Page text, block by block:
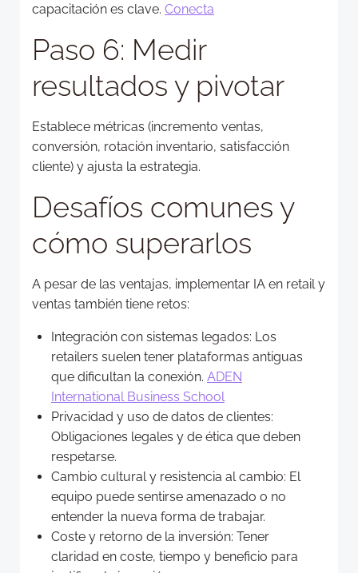
capacitación es clave. Conecta
Paso 6: Medir
resultados y pivotar
Establece métricas (incremento ventas,
conversión, rotación inventario, satisfacción
cliente) y ajusta la estrategia.
Desafíos comunes y
cómo superarlos
A pesar de las ventajas, implementar IA en retail y
ventas también tiene retos:
Integración con sistemas legados: Los
retailers suelen tener plataformas antiguas
que dificultan la conexión. ADEN
International Business School
Privacidad y uso de datos de clientes:
Obligaciones legales y de ética que deben
respetarse.
Cambio cultural y resistencia al cambio: El
equipo puede sentirse amenazado o no
entender la nueva forma de trabajar.
Coste y retorno de la inversión: Tener
claridad en coste, tiempo y beneficio para